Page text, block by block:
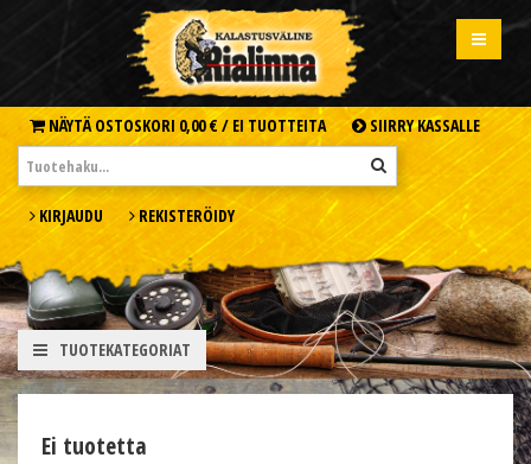
NÄYTÄ OSTOSKORI 0,00 € / EI TUOTTEITA SIIRRY KASSALLE
KIRJAUDU REKISTERÖIDY
TUOTEKATEGORIAT
Ei tuotetta